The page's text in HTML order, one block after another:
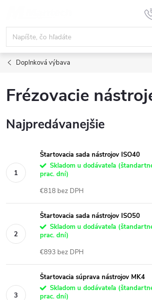
obsah
Doplnková výbava
Frézovacie
Najpredávanejšie
Štartovacia sada nástrojov ISO40
Skladom u dodávateľa
prac. dní)
€818 bez DPH
Štartovacia sada nástrojov ISO50
Skladom u dodávateľa
prac. dní)
€893 bez DPH
Štartovacia súprava nástrojov MK4
Skladom u dodávateľa
prac. dní)